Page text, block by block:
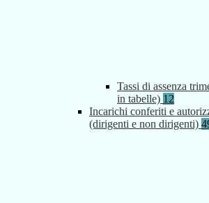
Tassi di assenza
in tabelle) 12
Incarichi conferiti e
(dirigenti e non dirigenti)